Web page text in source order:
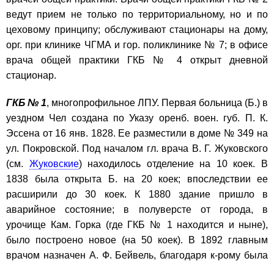
ведут прием не только по территориальному, но и по
цеховому принципу; обслуживают стационары на дому,
орг. при клинике ЧГМА и гор. поликлинике № 7; в офисе
врача общей практики ГКБ № 4 открыт дневной
стационар.
ГКБ № 1, многопрофильное ЛПУ. Первая больница (Б.) в
уездном Чел создана по Указу оренб. воен. губ. П. К.
Эссена от 16 янв. 1828. Ее разместили в доме № 349 на
ул. Покровской. Под началом гл. врача В. Г. Жуковского
(см. Жуковские) находилось отделение на 10 коек. В
1838 была открыта Б. на 20 коек; впоследствии ее
расширили до 30 коек. К 1880 здание пришло в
аварийное состояние; в полуверсте от города, в
урочище Кам. Горка (где ГКБ № 1 находится и ныне),
было построено новое (на 50 коек). В 1892 главным
врачом назначен А. Ф. Бейвель, благодаря к-рому была